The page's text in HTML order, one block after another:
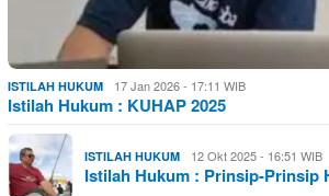
ISTILAH HUKUM 17 Jan 2026 - 17:11 WIB
Istilah Hukum : KUHAP 2025
ISTILAH HUKUM 12 Okt 2025 - 16:51 WIB
Istilah Hukum : Prinsip-Prinsip